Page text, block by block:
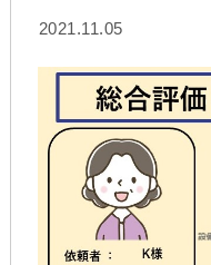
2021.11.05